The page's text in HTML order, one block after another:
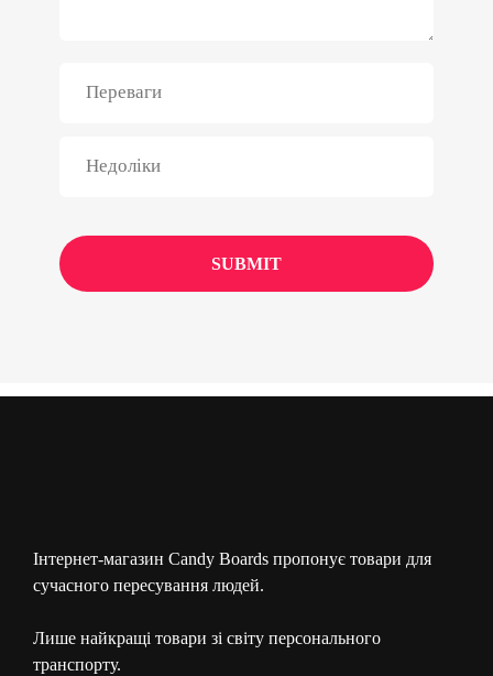
Інтернет-магазин Candy Boards пропонує товари для
сучасного пересування людей.
Лише найкращі товари зі світу персонального
транспорту.